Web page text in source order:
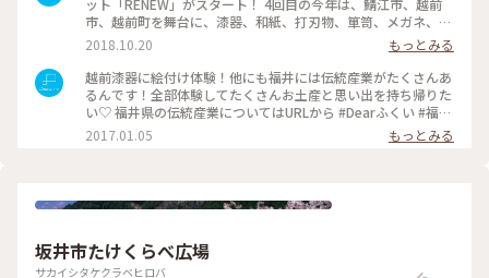
ット「RENEW」がスタート！ 4回目の今年は、鯖江市、越前
市、越前町を舞台に、漆器、和紙、打刃物、箪笥、メガネ、焼
き物などの工房が参加しています。 普段は閉ざされた工房、職
人たちの手仕事が間近で見られる貴重な3日間です。 見る、買
うだけでなく、ワークショップもたくさん開催中！ 今日気に
なったスポット、商品をFB,Twitter、インスタでUPします
#RENEW #まちひとしごと #福井 #鯖江 #福井県鯖江市 #
福井県 #鯖江市 #伝統工芸 #ものづくり #Dearふくい
#dearfukui #fukui #japan #ことりっぷ福井
2018.10.20
もっとみる
越前漆器に絵付け体験！他にも福井には伝統産業がたくさんあ
るんです！全部体験してたくさんお土産と思い出を持ち帰りた
い♡ 福井県の伝統産業についてはURLから #Dearふくい #福井
県 #鯖江市 #伝統産業 #おみやげ図鑑 #わたしの街 #漆器 #体験
2017.01.05 もっとみる
坂井市たけくらべ広場
サカイシタケクラベヒロバ